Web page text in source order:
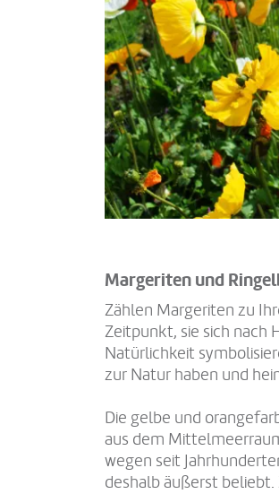
Margeriten und
Zählen Margeriten zu
Zeitpunkt, sie sich nach
Natürlichkeit
zur Natur haben und
Die gelbe und
aus dem
wegen seit
deshalb äußerst